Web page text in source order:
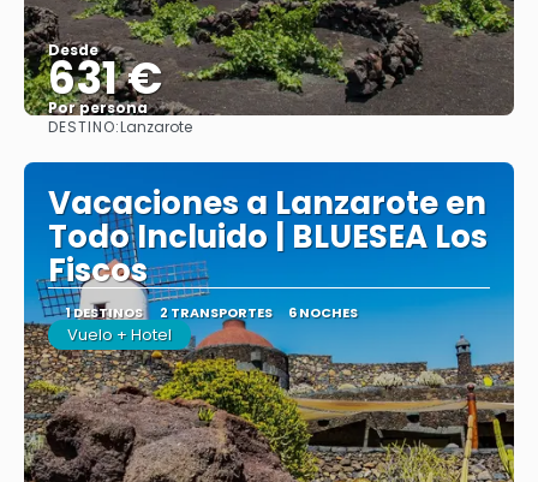
Desde
631 €
Por persona
DESTINO:Lanzarote
Vacaciones a Lanzarote en
Todo Incluido | BLUESEA Los
Fiscos
1 DESTINOS 2 TRANSPORTES 6 NOCHES
Vuelo + Hotel